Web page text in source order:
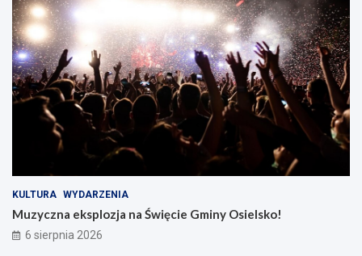
KULTURA WYDARZENIA
Muzyczna eksplozja na Święcie Gminy Osielsko!
6 sierpnia 2026